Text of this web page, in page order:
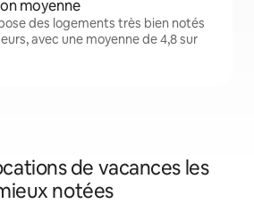
moyenne
des logements très bien notés
avec une moyenne de 4,8 sur
de vacances les
notées